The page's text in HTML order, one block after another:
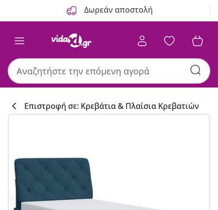
Δωρεάν αποστολή
#sharemevidaxl
Επιστροφή σε: Κρεβάτια & Πλαίσια Κρεβατιών